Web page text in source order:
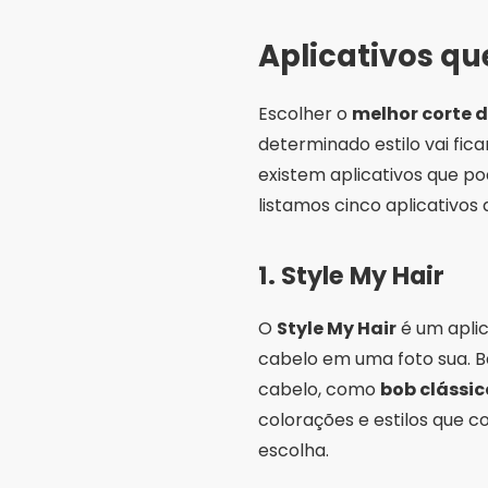
Aplicativos
Escolher o melhor corte
determinado estilo vai
existem aplicativos que
listamos cinco aplicativos
1. Style My Hair
O Style My Hairé um
cabelo em uma foto sua.
cabelo, como bob
colorações e estilos que
escolha.